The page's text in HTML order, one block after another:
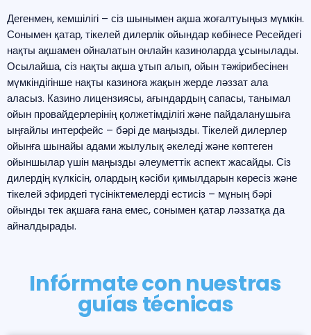
Дегенмен, кемшілігі – сіз шынымен ақша жоғалтуыңыз мүмкін.
Сонымен қатар, тікелей дилерлік ойындар көбінесе Ресейдегі
нақты ақшамен ойналатын онлайн казиноларда ұсынылады.
Осылайша, сіз нақты ақша ұтып алып, ойын тәжірибесінен
мүмкіндігінше нақты казиноға жақын жерде ләззат ала
аласыз. Казино лицензиясы, ағындардың сапасы, танымал
ойын провайдерлерінің қолжетімділігі және пайдаланушыға
ыңғайлы интерфейс – бәрі де маңызды. Тікелей дилерлер
ойынға шынайы адами жылулық әкеледі және көптеген
ойыншылар үшін маңызды әлеуметтік аспект жасайды. Сіз
дилердің күлкісін, олардың кәсіби қимылдарын көресіз және
тікелей эфирдегі түсініктемелерді естисіз – мұның бәрі
ойынды тек ақшаға ғана емес, сонымен қатар ләззатқа да
айналдырады.
Infórmate con nuestras
guías técnicas